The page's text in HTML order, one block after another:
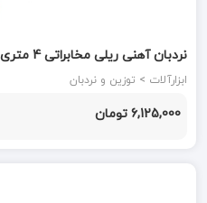
نردبان آهنی ریلی مخابراتی 4 متری 2 تیکه 14 پله البرز
ابزارآلات > توزین و نردبان
6,125,000 تومان